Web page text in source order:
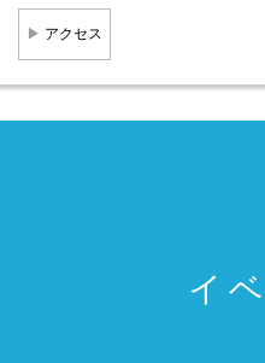
▶ ︎ アクセス
研究開発成果･社会実
イ